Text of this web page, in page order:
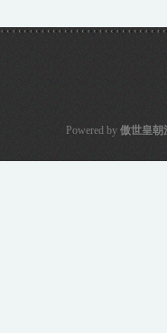
Powered by 傲世皇朝